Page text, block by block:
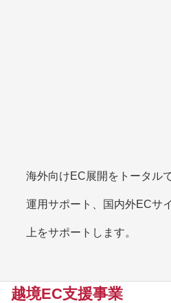
海外向けEC展開をトータル
運用サポート、国内外ECサ
上をサポートします。
越境EC支援事業